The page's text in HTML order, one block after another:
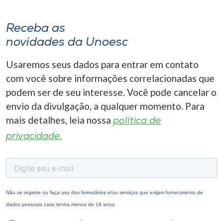
Receba as
novidades da Unoesc
Usaremos seus dados para entrar em contato
com você sobre informações correlacionadas que
podem ser de seu interesse. Você pode cancelar o
envio da divulgação, a qualquer momento. Para
mais detalhes, leia nossa política de
privacidade.